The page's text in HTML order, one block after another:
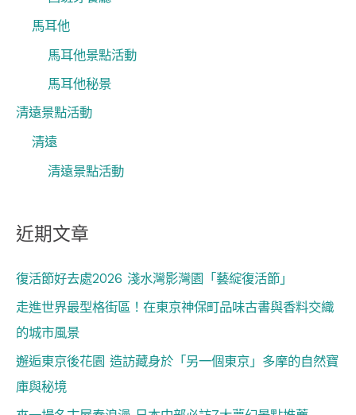
馬耳他
馬耳他景點活動
馬耳他秘景
清遠景點活動
清遠
清遠景點活動
近期文章
復活節好去處2026 淺水灣影灣園「藝綻復活節」
走進世界最型格街區！在東京神保町品味古書與香料交織
的城市風景
邂逅東京後花園 造訪藏身於「另一個東京」多摩的自然寶
庫與秘境